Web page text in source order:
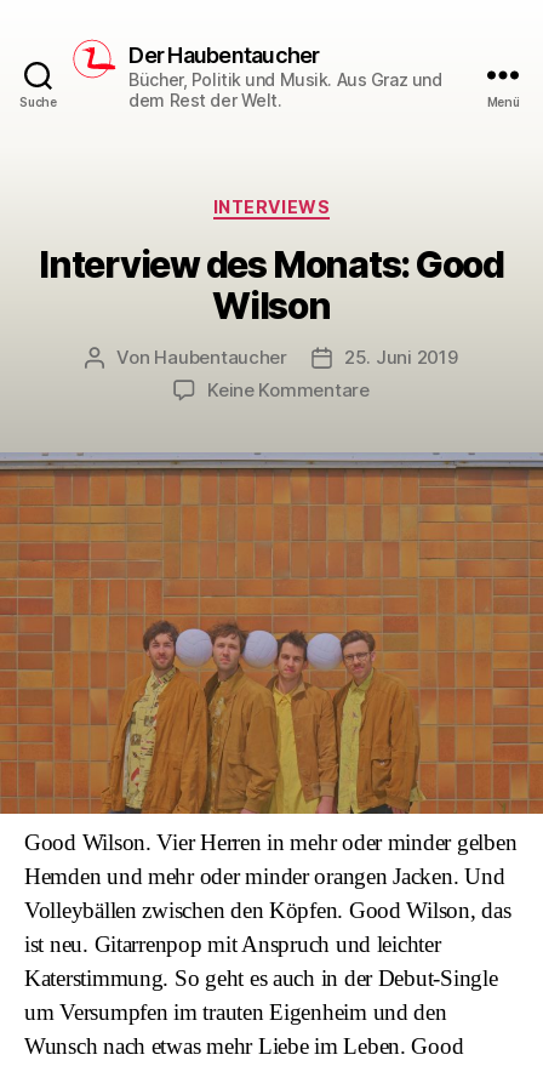
Suche
Der Haubentaucher
Bücher, Politik und Musik. Aus Graz und
dem Rest der Welt.
Menü
Kategorien
INTERVIEWS
Interview des Monats: Good
Wilson
Beitragsautor
Von Haubentaucher Veröffentlichungsdatum
25. Juni 2019
Keine Kommentarezu
Monats:
Wilson
Good Wilson. Vier Herren in mehr oder minder gelben
Hemden und mehr oder minder orangen Jacken. Und
Volleybällen zwischen den Köpfen. Good Wilson, das
ist neu. Gitarrenpop mit Anspruch und leichter
Katerstimmung. So geht es auch in der Debut-Single
um Versumpfen im trauten Eigenheim und den
Wunsch nach etwas mehr Liebe im Leben. Good